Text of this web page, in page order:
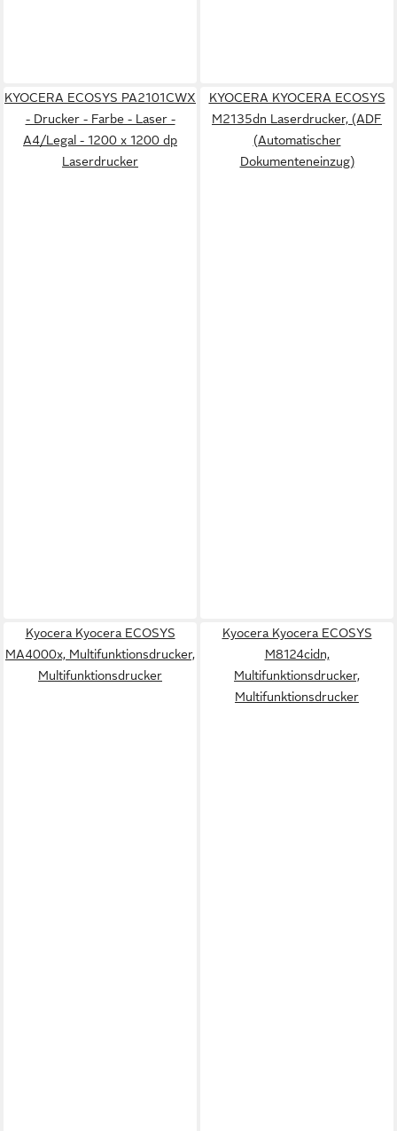
KYOCERA ECOSYS PA2101CWX
- Drucker - Farbe - Laser -
A4/Legal - 1200 x 1200 dp
Laserdrucker
KYOCERA KYOCERA ECOSYS
M2135dn Laserdrucker, (ADF
(Automatischer
Dokumenteneinzug)
Kyocera Kyocera ECOSYS
MA4000x, Multifunktionsdrucker,
Multifunktionsdrucker
Kyocera Kyocera ECOSYS
M8124cidn,
Multifunktionsdrucker,
Multifunktionsdrucker